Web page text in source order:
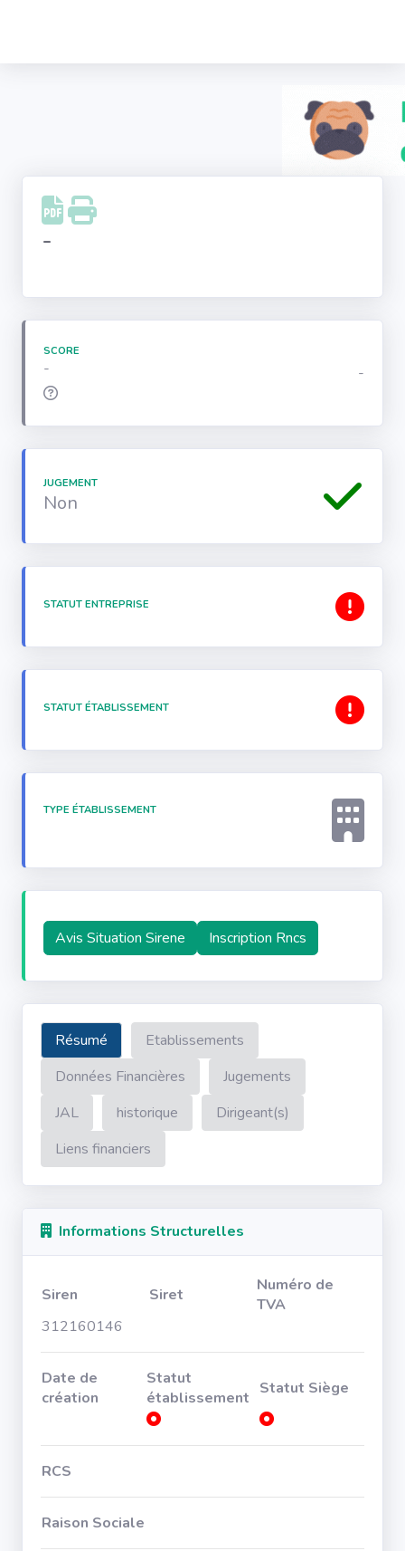
Facebook
Instagram
-
SCORE
- -
JUGEMENT
Non
STATUT ENTREPRISE
STATUT ÉTABLISSEMENT
TYPE ÉTABLISSEMENT
Avis Situation Sirene Inscription Rncs
Résumé
Etablissements
Données Financières
Jugements
JAL
historique
Dirigeant(s)
Liens financiers
Informations Structurelles
Siren Siret
Numéro de
TVA
312160146
Date de
création
Statut
établissement Statut Siège
RCS
Raison Sociale